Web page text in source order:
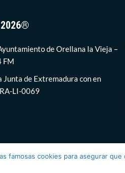
2026®
de Orellana la Vieja –
FM
Junta de Extremadura con en
LI-0069
Costa Dulce
famosas cookies para asegurar